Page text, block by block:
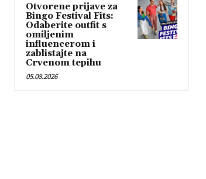
Otvorene prijave za
Bingo Festival Fits:
Odaberite outfit s
omiljenim
influencerom i
zablistajte na
Crvenom tepihu
05.08.2026